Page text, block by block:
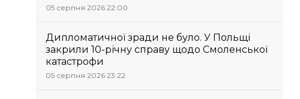
05 серпня 2026 22:00
Дипломатичної зради не було. У Польщі
закрили 10-річну справу щодо Смоленської
катастрофи
05 серпня 2026 23:22